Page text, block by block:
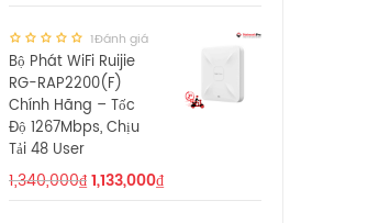
1Đánh giá
Bộ Phát WiFi Ruijie
RG-RAP2200(F)
Chính Hãng – Tốc
Độ 1267Mbps, Chịu
Tải 48 User
1,340,000₫1,133,000₫